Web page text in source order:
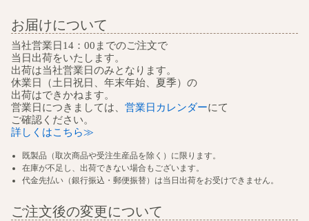
お届けについて
当社営業日14：00までのご注文で
当日出荷をいたします。
出荷は当社営業日のみとなります。
休業日（土日祝日、年末年始、夏季）の
出荷はできかねます。
営業日につきましては、 営業日カレンダーにて
ご確認ください。
詳しくはこちら≫
既製品（取次商品や受注生産品を除く）に限ります。
在庫が不足し、出荷できない場合もございます。
代金先払い（銀行振込・郵便振替）は当日出荷をお受けできません。
ご注文後の変更について